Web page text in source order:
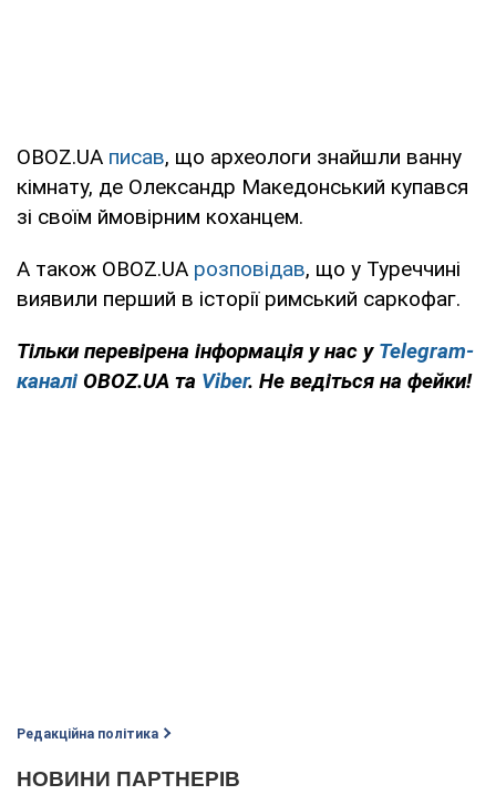
OBOZ.UA писав, що археологи знайшли ванну
кімнату, де Олександр Македонський купався
зі своїм ймовірним коханцем.
А також OBOZ.UA розповідав, що у Туреччині
виявили перший в історії римський саркофаг.
Тільки перевірена інформація у нас у Telegram-
каналі OBOZ.UA та Viber. Не ведіться на фейки!
Редакційна політика